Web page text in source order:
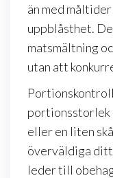
än med
uppblåsthet.
matsmältning
utan att
portionsstorlek
eller en liten
överväldiga
leder till